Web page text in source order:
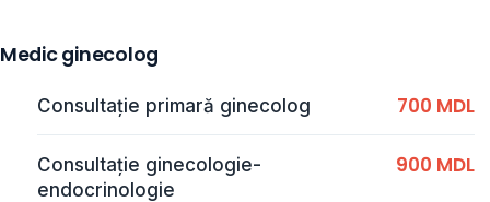
Medic ginecolog
Consultaţie primară ginecolog 700 MDL
Consultație ginecologie-
endocrinologie
900 MDL